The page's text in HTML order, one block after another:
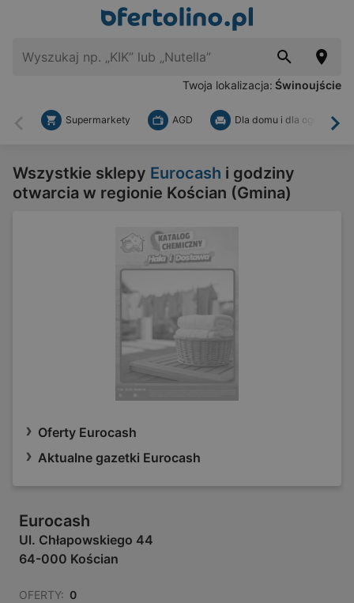
Twoja lokalizacja: Świnoujście
Wstecz
Supermarkety AGD Dla domu i dla ogrodu
Wszystkie sklepy Eurocash i godziny
otwarcia w regionie Kościan (Gmina)
Oferty Eurocash
Aktualne gazetki Eurocash
Eurocash
Ul. Chłapowskiego 44
64-000 Kościan
OFERTY: 0